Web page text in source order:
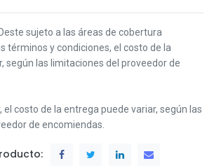
sujeto a las áreas de cobertura
términos y condiciones, el costo de la
según las limitaciones del proveedor de
el costo de la entrega puede variar, según las
de encomiendas.